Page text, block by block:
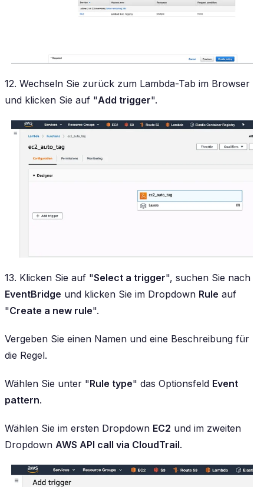
12. Wechseln Sie zurück zum Lambda-Tab im Browser
und klicken Sie auf "Add trigger".
13. Klicken Sie auf "Select a trigger", suchen Sie nach
EventBridge und klicken Sie im Dropdown Rule auf
"Create a new rule".
Vergeben Sie einen Namen und eine Beschreibung für
die Regel.
Wählen Sie unter "Rule type" das Optionsfeld Event
pattern.
Wählen Sie im ersten Dropdown EC2 und im zweiten
Dropdown AWS API call via CloudTrail.